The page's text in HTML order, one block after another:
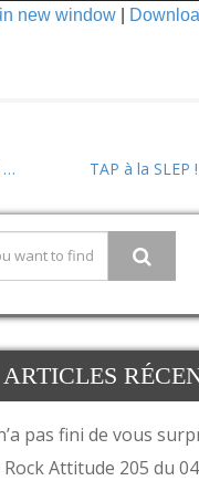
new window
… TAP à la SLEP !
ARTICLES
pas fini de vous
Rock Attitude 205 du